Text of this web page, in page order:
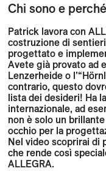
Chi sono e
Patrick lavora con
costruzione di
progettato e
Avete già provato ad
Lenzerheide o
contrario, questo
lista dei desideri! Ha
internazionale, ad
non è solo un
occhio per la
Nel video scoprirai di
che rende così
ALLEGRA.